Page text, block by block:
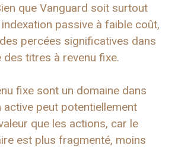
que Vanguard soit surtout
passive à faible coût,
percées significatives dans
titres à revenu fixe.
fixe sont un domaine dans
active peut potentiellement
que les actions, car le
est plus fragmenté, moins